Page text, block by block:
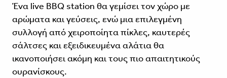
Ένα live BBQ station θα γεμίσει τον χώρο με
αρώματα και γεύσεις, ενώ μια επιλεγμένη
συλλογή από χειροποίητα πίκλες, καυτερές
σάλτσες και εξειδικευμένα αλάτια θα
ικανοποιήσει ακόμη και τους πιο απαιτητικούς
ουρανίσκους.